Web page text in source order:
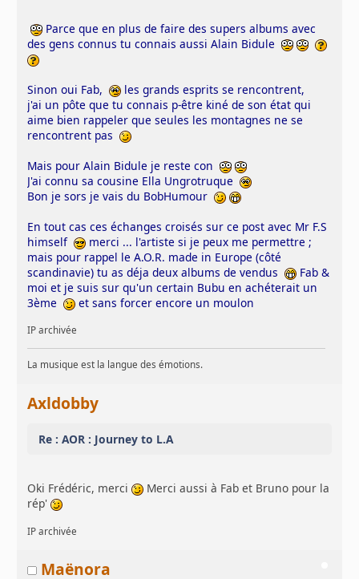
Parce que en plus de faire des supers albums avec
des gens connus tu connais aussi Alain Bidule
Sinon oui Fab,
les grands esprits se rencontrent,
j'ai un pôte que tu connais p-être kiné de son état qui
aime bien rappeler que seules les montagnes ne se
rencontrent pas
Mais pour Alain Bidule je reste con
J'ai connu sa cousine Ella Ungrotruque
Bon je sors je vais du BobHumour
En tout cas ces échanges croisés sur ce post avec Mr F.S
himself
merci ... l'artiste si je peux me permettre ;
mais pour rappel le A.O.R. made in Europe (côté
scandinavie) tu as déja deux albums de vendus
Fab &
moi et je suis sur qu'un certain Bubu en achéterait un
3ème
et sans forcer encore un moulon
IP archivée
La musique est la langue des émotions.
Axldobby
Re : AOR : Journey to L.A
Oki Frédéric, merci
Merci aussi à Fab et Bruno pour la
rép'
IP archivée
Maënora